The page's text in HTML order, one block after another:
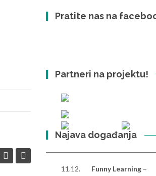
Pratite nas na
Partneri na projektu!
Najava događanja
11.12.
Funny Learning –